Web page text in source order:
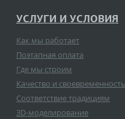
УСЛУГИ И УСЛОВИЯ
Как мы работает
Поэтапная оплата
Где мы строим
Качество и своевременность
Соответствие традициям
3D-моделирование